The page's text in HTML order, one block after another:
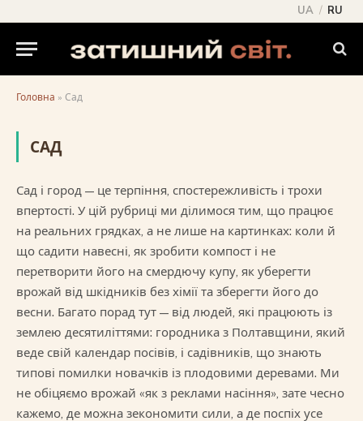
UA / RU
Головна » Сад
САД
Сад і город — це терпіння, спостережливість і трохи
впертості. У цій рубриці ми ділимося тим, що працює
на реальних грядках, а не лише на картинках: коли й
що садити навесні, як зробити компост і не
перетворити його на смердючу купу, як уберегти
врожай від шкідників без хімії та зберегти його до
весни. Багато порад тут — від людей, які працюють із
землею десятиліттями: городника з Полтавщини, який
веде свій календар посівів, і садівників, що знають
типові помилки новачків із плодовими деревами. Ми
не обіцяємо врожай «як з реклами насіння», зате чесно
кажемо, де можна зекономити сили, а де поспіх усе